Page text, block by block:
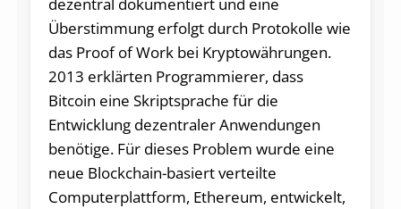
Überstimmung erfolgt durch Protokolle wie
das Proof of Work bei Kryptowährungen.
2013 erklärten Programmierer, dass
Bitcoin eine Skriptsprache für die
Entwicklung dezentraler Anwendungen
benötige. Für dieses Problem wurde eine
neue Blockchain-basiert verteilte
Computerplattform, Ethereum, entwickelt,